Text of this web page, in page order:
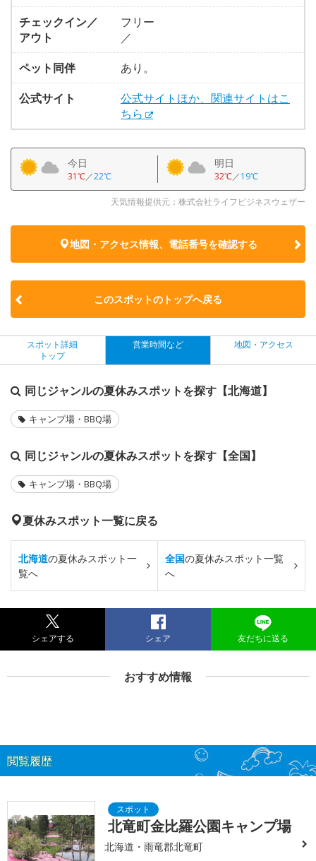
チェックイン／
アウト
フリー
／
ペット同伴
あり。
公式サイト
公式サイトほか、関連サイトはこ
ちら
今日
31℃／22℃
明日
32℃／19℃
天気情報提供元：株式会社ライフビジネスウェザー
地図・アクセス情報、電話番号を確認する
このスポットのトップへ戻る
スポット詳細
トップ
営業時間など 地図・アクセス
同じジャンルの夏休みスポットを探す【北海道】
キャンプ場・BBQ場
同じジャンルの夏休みスポットを探す【全国】
キャンプ場・BBQ場
夏休みスポット一覧に戻る
北海道の夏休みスポット一
覧へ
全国の夏休みスポット一覧
へ
シェアする シェア 友だちに送る
おすすめ情報
閲覧履歴
北竜町金比羅公園キャンプ場
北海道・雨竜郡北竜町